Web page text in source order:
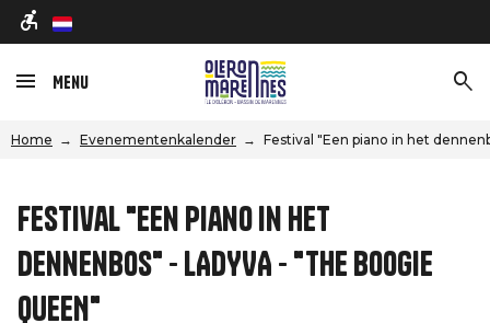
nl
Menu
Home Evenementenkalender Festival "Een piano in het
Festival "Een piano in het
dennenbos" - LADYVA - "THE BOOGIE
QUEEN"